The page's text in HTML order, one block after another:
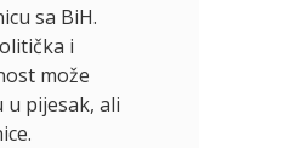
sa BiH.
i
može
u pijesak, ali